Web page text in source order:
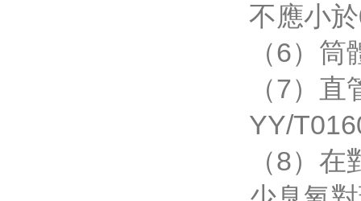
不應小
（6）
（7）
YY/
（8）在